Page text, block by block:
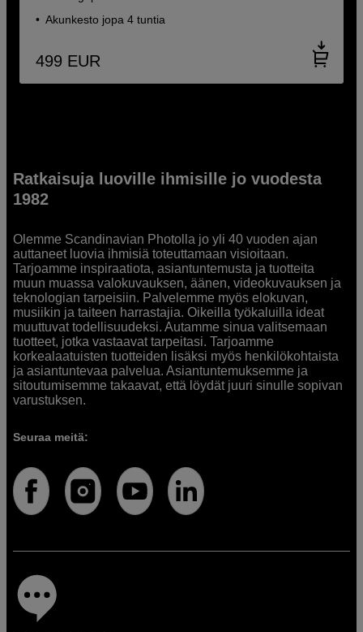
Akunkesto jopa 4 tuntia
499 EUR
Ratkaisuja luoville ihmisille jo vuodesta
1982
Olemme Scandinavian Photolla jo yli 40 vuoden ajan
auttaneet luovia ihmisiä toteuttamaan visioitaan.
Tarjoamme inspiraatiota, asiantuntemusta ja tuotteita
muun muassa valokuvauksen, äänen, videokuvauksen ja
teknologian tarpeisiin. Palvelemme myös elokuvan,
musiikin ja taiteen harrastajia. Oikeilla työkaluilla ideat
muuttuvat todellisuudeksi. Autamme sinua valitsemaan
tuotteet, jotka vastaavat tarpeitasi. Tarjoamme
korkealaatuisten tuotteiden lisäksi myös henkilökohtaista
ja asiantuntevaa palvelua. Asiantuntemuksemme ja
sitoutumisemme takaavat, että löydät juuri sinulle sopivan
varustuksen.
Seuraa meitä: